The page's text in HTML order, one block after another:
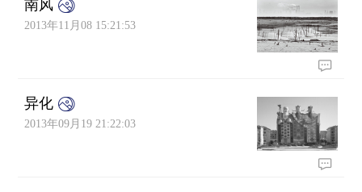
南风
2013年11月08 15:21:53
异化
2013年09月19 21:22:03